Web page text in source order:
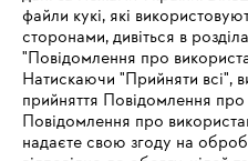
Про компанію STIHL
файли кукі, які
сторонами, дивіться в
"Повідомлення про
Натискаючи "Прийняти всі",
прийняття Повідомлення про
Повідомлення про
надаєте свою згоду на